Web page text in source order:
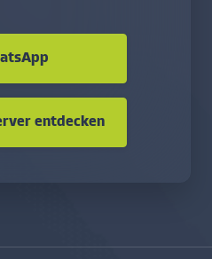
entdecken